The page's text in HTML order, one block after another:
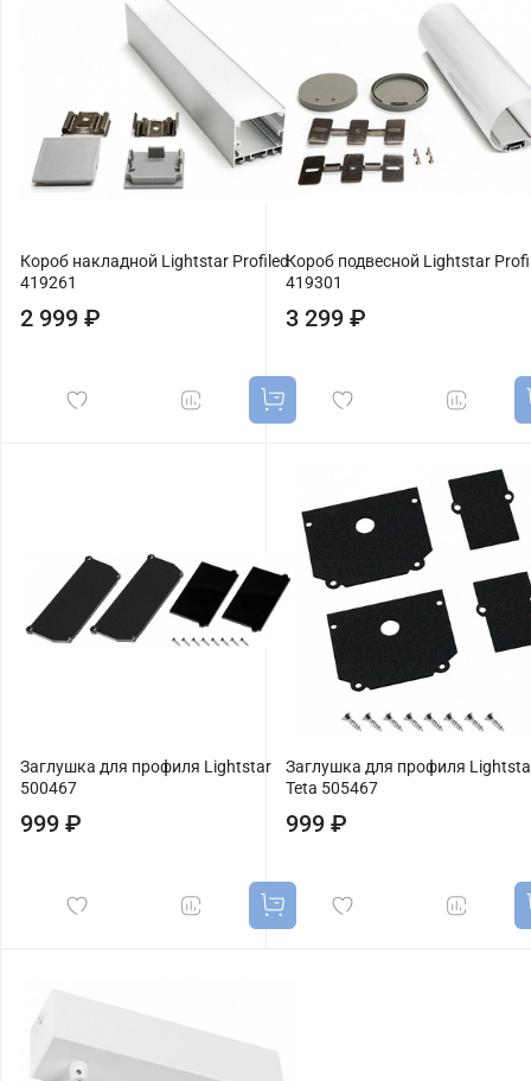
Короб накладной Lightstar Profiled
419261
2 999 ₽
Короб подвесной Lightstar
419301
3 299 ₽
Заглушка для профиля Lightstar
500467
999 ₽
Заглушка для профиля
Teta 505467
999 ₽